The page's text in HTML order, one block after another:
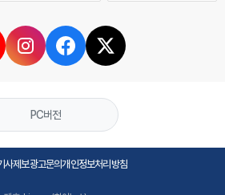
PC버전
사제보광고문의개인정보처리방침